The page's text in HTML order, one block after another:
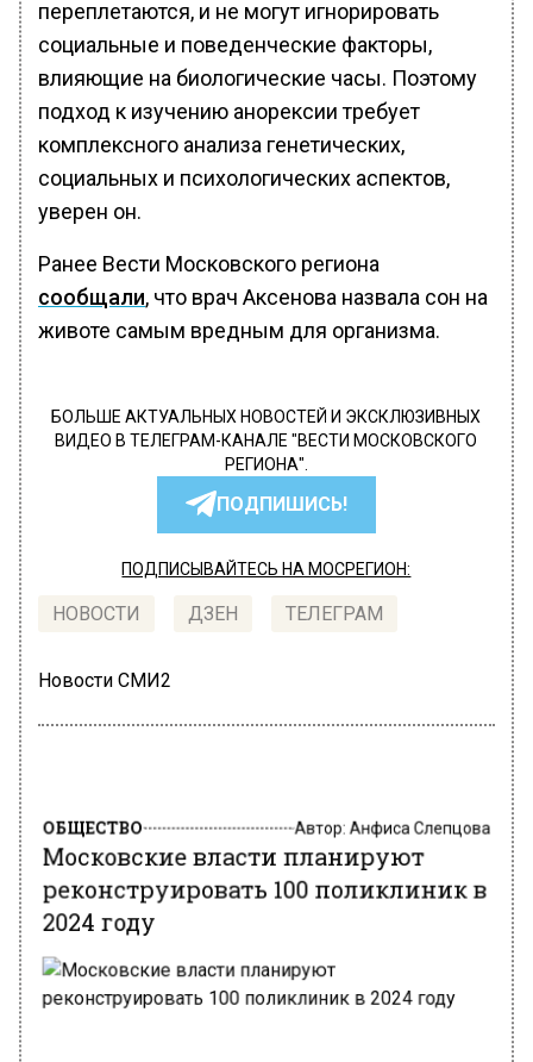
переплетаются, и не могут игнорировать
социальные и поведенческие факторы,
влияющие на биологические часы. Поэтому
подход к изучению анорексии требует
комплексного анализа генетических,
социальных и психологических аспектов,
уверен он.
Ранее Вести Московского региона
сообщали, что врач Аксенова назвала сон на
животе самым вредным для организма.
БОЛЬШЕ АКТУАЛЬНЫХ НОВОСТЕЙ И ЭКСКЛЮЗИВНЫХ
ВИДЕО В ТЕЛЕГРАМ-КАНАЛЕ "ВЕСТИ МОСКОВСКОГО
РЕГИОНА".
ПОДПИШИСЬ!
ПОДПИСЫВАЙТЕСЬ НА МОСРЕГИОН:
НОВОСТИ ДЗЕН ТЕЛЕГРАМ
Новости СМИ2
Московские власти планируют
реконструировать 100 поликлиник в
2024 году